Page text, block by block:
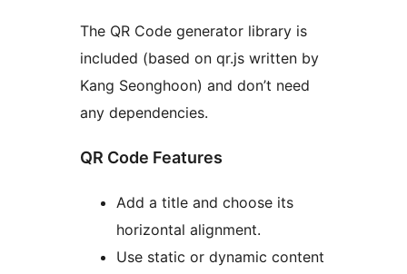
The QR Code generator library is
included (based on qr.js written by
Kang Seonghoon) and don’t need
any dependencies.
QR Code Features
Add a title and choose its
horizontal alignment.
Use static or dynamic content